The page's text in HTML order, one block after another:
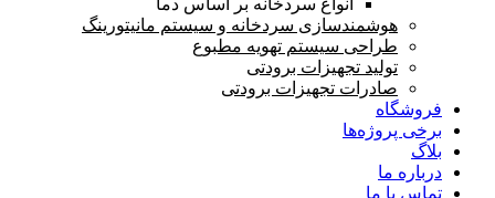
هوشمندسازی سردخانه و سیستم مانیتورینگ
طراحی سیستم تهویه مطبوع
تولید تجهیزات برودتی
صادرات تجهیزات برودتی
فروشگاه
برخی پروژه‌ها
بلاگ
درباره ما
تماس با ما